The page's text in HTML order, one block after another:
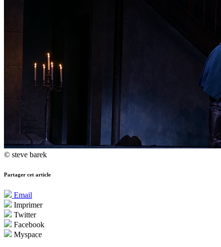
© steve barek
Partager cet article
Email
Imprimer
Twitter
Facebook
Myspace